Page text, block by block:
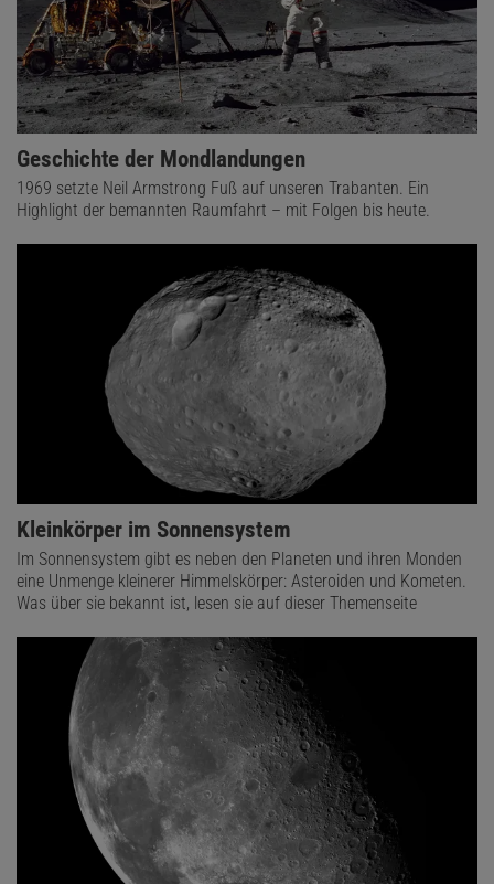
Geschichte der Mondlandungen
1969 setzte Neil Armstrong Fuß auf unseren Trabanten. Ein
Highlight der bemannten Raumfahrt – mit Folgen bis heute.
Kleinkörper im Sonnensystem
Im Sonnensystem gibt es neben den Planeten und ihren Monden
eine Unmenge kleinerer Himmelskörper: Asteroiden und Kometen.
Was über sie bekannt ist, lesen sie auf dieser Themenseite